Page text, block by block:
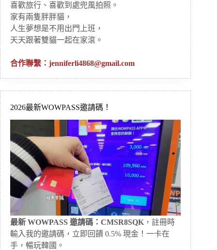
喜歡旅行、喜歡到處兜風拍照。
家有兩隻胖胖貓，
人生夢想是不用出門上班，
天天跟著雙貓一起在家滾。
合作聯繫： jenniferli4868@gmail.com
2026最新WOWPASS邀請碼！
最新 WOWPASS 邀請碼：CMSR8SQK ，註冊時
輸入我的邀請碼，立即回饋 0.5% 現金！一卡在
手，暢玩韓國。